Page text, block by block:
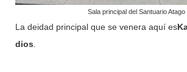
Sala principal del Santuario Atago
La deidad principal que se venera aquí es
dios